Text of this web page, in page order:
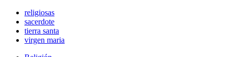
religiosas
sacerdote
tierra santa
virgen maria